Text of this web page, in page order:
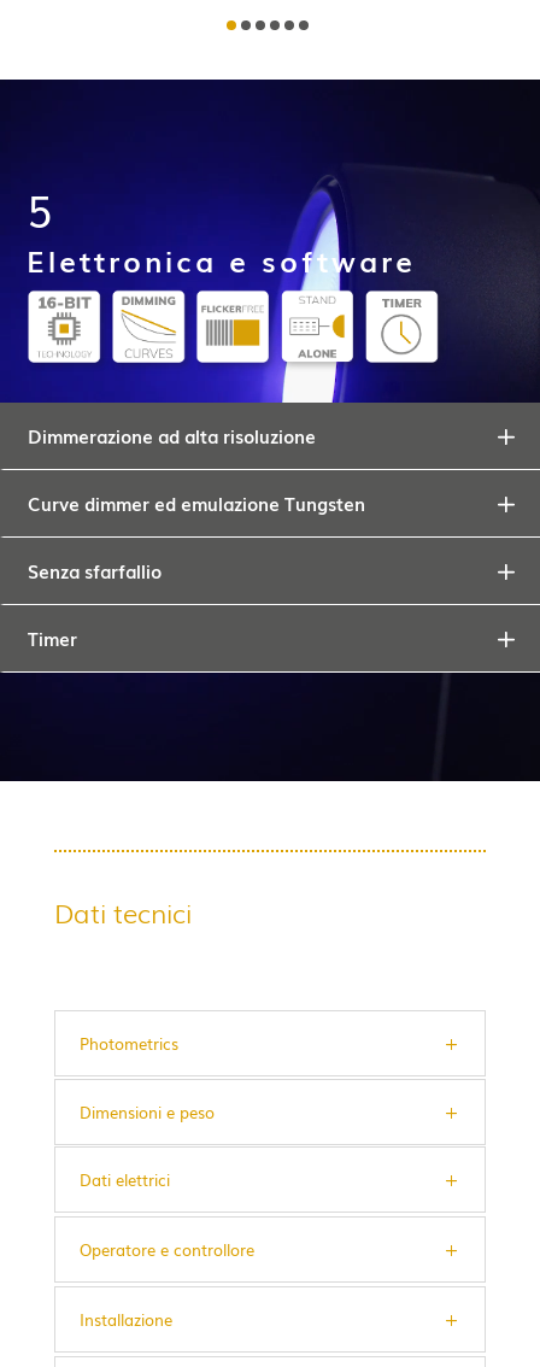
5
Elettronica e software
Dimmerazione ad alta risoluzione
Curve dimmer ed emulazione Tungsten
Senza sfarfallio
Timer
Dati tecnici
Photometrics
Dimensioni e peso
Dati elettrici
Operatore e controllore
Installazione